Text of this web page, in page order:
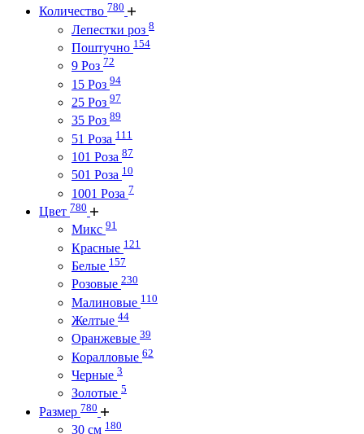
Количество 780
Лепестки роз 8
Поштучно 154
9 Роз 72
15 Роз 94
25 Роз 97
35 Роз 89
51 Роза 111
101 Роза 87
501 Роза 10
1001 Роза 7
Цвет 780
Микс 91
Красные 121
Белые 157
Розовые 230
Малиновые 110
Желтые 44
Оранжевые 39
Коралловые 62
Черные 3
Золотые 5
Размер 780
30 см 180